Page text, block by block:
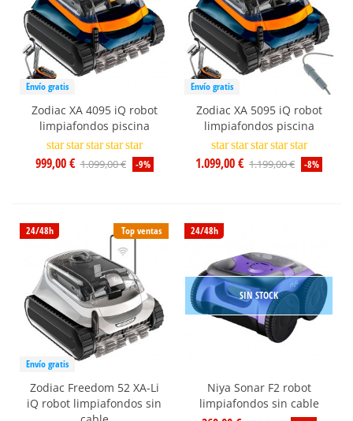
Envío gratis
Zodiac XA 4095 iQ robot
limpiafondos piscina
star star star star star
999,00 € 1.099,00 € -9%
Envío gratis
Zodiac XA 5095 iQ robot
limpiafondos piscina
star star star star star
1.099,00 € 1.199,00 € -8%
Top ventas
24/48h
Envío gratis
Zodiac Freedom 52 XA-Li
iQ robot limpiafondos sin
24/48h
SIN STOCK
Niya Sonar F2 robot
limpiafondos sin cable